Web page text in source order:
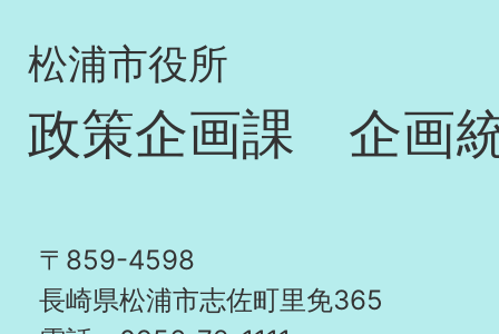
松浦市役所
政策企画課 企画
〒859-4598
長崎県松浦市志佐町里免365